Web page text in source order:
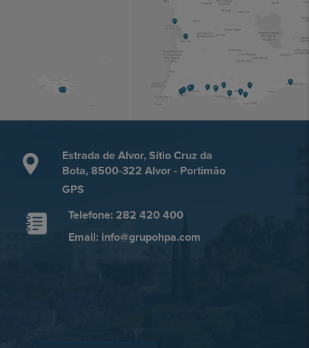
Estrada de Alvor, Sítio Cruz da
Bota, 8500-322 Alvor - Portimão
GPS
Telefone: 282 420 400
Email: info@grupohpa.com